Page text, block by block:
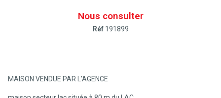
Nous consulter
Réf 191899
MAISON VENDUE PAR L'AGENCE